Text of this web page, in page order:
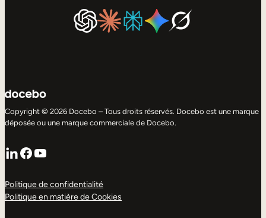
Copyright © 2026 Docebo – Tous droits réservés. Docebo est une marque
déposée ou une marque commerciale de Docebo.
LinkedIn
Facebook
YouTube
Politique de confidentialité
Politique en matière de Cookies